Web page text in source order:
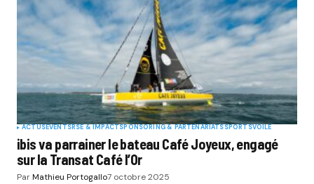
ACTUSEVENTSRSE & IMPACTSPONSORING & PARTENARIATSSPORTSVOILE
ibis va parrainer le bateau Café Joyeux, engagé
sur la Transat Café l’Or
ParMathieu Portogallo7 octobre 2025